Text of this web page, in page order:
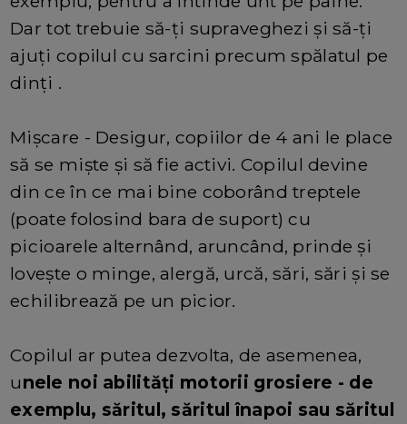
Dar tot trebuie să-ți supraveghezi și să-ți
ajuți copilul cu sarcini precum spălatul pe
dinți .
Mișcare - Desigur, copiilor de 4 ani le place
să se miște și să fie activi. Copilul devine
din ce în ce mai bine coborând treptele
(poate folosind bara de suport) cu
picioarele alternând, aruncând, prinde și
lovește o minge, alergă, urcă, sări, sări și se
echilibrează pe un picior.
Copilul ar putea dezvolta, de asemenea,
unele noi abilități motorii grosiere - de
exemplu, săritul, săritul înapoi sau săritul